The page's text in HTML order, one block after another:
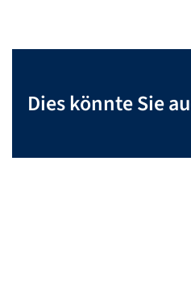
Dies könnte Sie